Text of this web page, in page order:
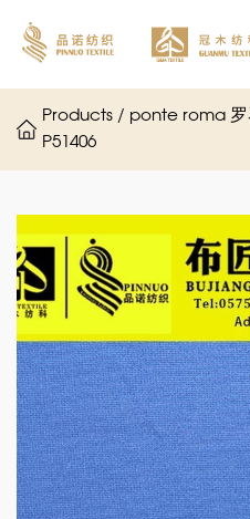
Products / ponte roma
P51406